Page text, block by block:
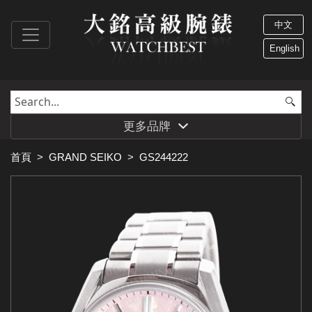
中文
English
更多品牌
首頁 > GRAND SEIKO > GS244222